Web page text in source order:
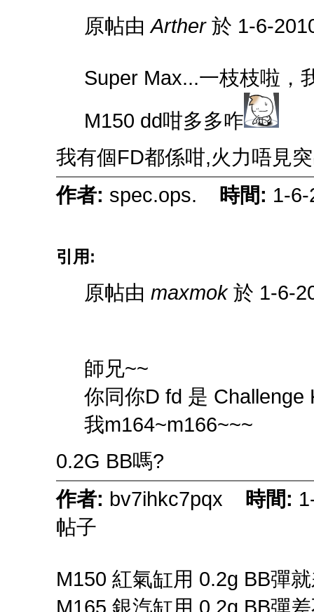
原帖由Arther於 1-6-
Super Max...一枝枝啦，
M150 dd咁多多咋
我有個FD都係咁,火力唔見
作者: spec.ops. 時間: 1-
引用:
原帖由 maxmok於 1-6-
師兄~~
你同你D fd 是 Challenge
我m164~m166~~~
0.2G BB嗎?
作者: bv7ihkc7pqx 時間:
帖子
M150 紅氣缸用 0.2g BB彈
M165 銀汽缸用 0.2g BB彈